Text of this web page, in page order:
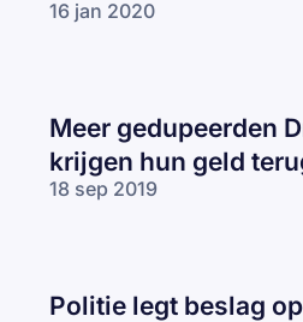
16 jan 2020
Meer gedupeerden
krijgen hun geld
18 sep 2019
Politie legt beslag